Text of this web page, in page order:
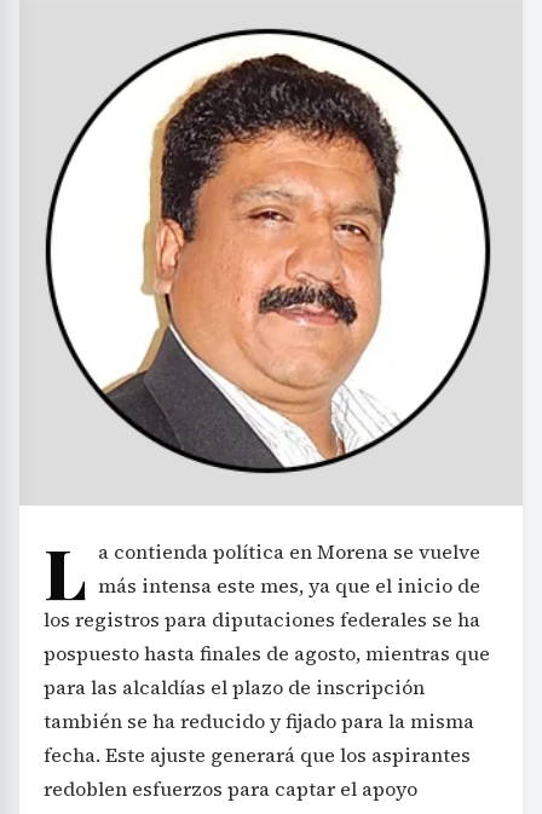
L a contienda política en Morena se vuelve
más intensa este mes, ya que el inicio de
los registros para diputaciones federales se ha
pospuesto hasta finales de agosto, mientras que
para las alcaldías el plazo de inscripción
también se ha reducido y fijado para la misma
fecha. Este ajuste generará que los aspirantes
redoblen esfuerzos para captar el apoyo